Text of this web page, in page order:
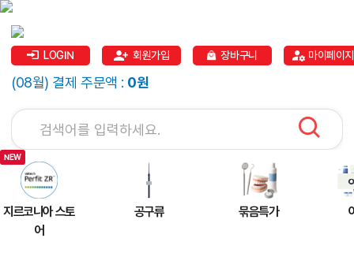
LOGIN 회원가입 장바구니 마이페이지
(08월) 결제 주문액 : 0원
지르코니아 스토
어
공구류 묶음특가